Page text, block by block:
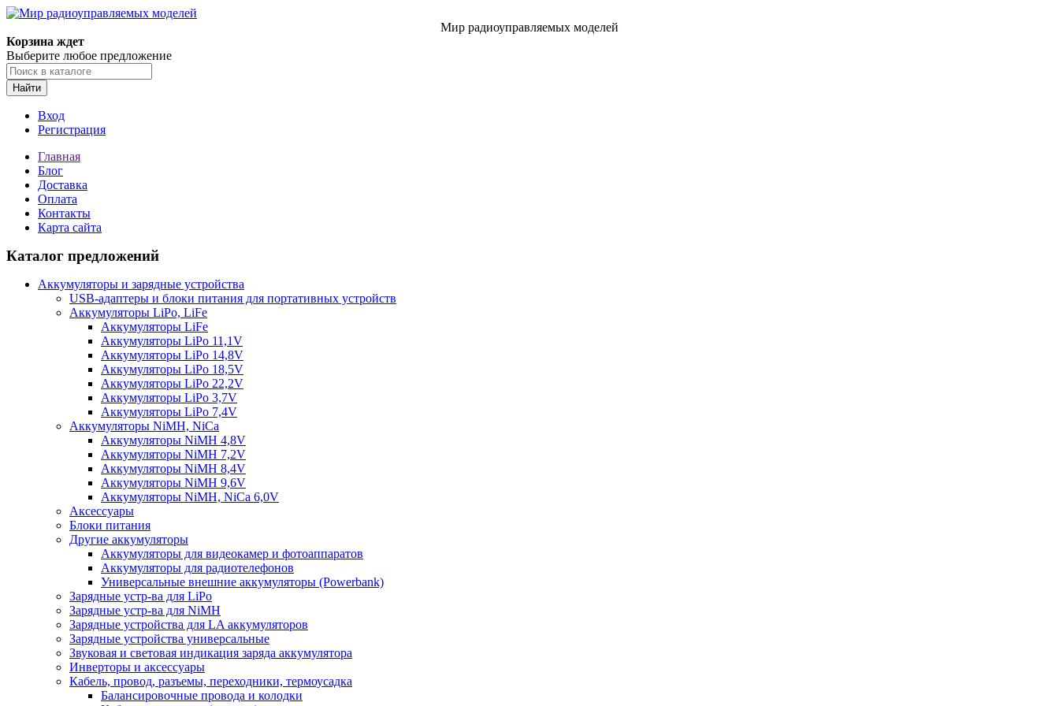
Мир радиоуправляемых моделей
Корзина ждет
Выберите любое предложение
Найти
Вход
Регистрация
Главная
Блог
Доставка
Оплата
Контакты
Карта сайта
Каталог предложений
Аккумуляторы и зарядные устройства
USB-адаптеры и блоки питания для портативных устройств
Аккумуляторы LiPo, LiFe
Аккумуляторы LiFe
Аккумуляторы LiPo 11,1V
Аккумуляторы LiPo 14,8V
Аккумуляторы LiPo 18,5V
Аккумуляторы LiPo 22,2V
Аккумуляторы LiPo 3,7V
Аккумуляторы LiPo 7,4V
Аккумуляторы NiMH, NiCa
Аккумуляторы NiMH 4,8V
Аккумуляторы NiMH 7,2V
Аккумуляторы NiMH 8,4V
Аккумуляторы NiMH 9,6V
Аккумуляторы NiMH, NiCa 6,0V
Аксессуары
Блоки питания
Другие аккумуляторы
Аккумуляторы для видеокамер и фотоаппаратов
Аккумуляторы для радиотелефонов
Универсальные внешние аккумуляторы (Powerbank)
Зарядные устр-ва для LiPo
Зарядные устр-ва для NiMH
Зарядные устройства для LA аккумуляторов
Зарядные устройства универсальные
Звуковая и световая индикация заряда аккумулятора
Инверторы и аксессуары
Кабель, провод, разъемы, переходники, термоусадка
Балансировочные провода и колодки